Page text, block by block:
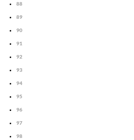
88
89
90
91
92
93
94
95
96
97
98